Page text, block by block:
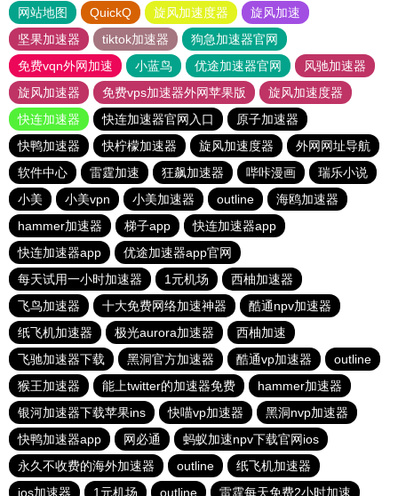
网站地图 QuickQ 旋风加速度器
旋风加速
坚果加速器
tiktok加速器
狗急加速器官网
免费vqn外网加速
小蓝鸟 优途加速器官网
风驰加速器
旋风加速器
免费vps加速器外网苹果版
旋风加速度器
快连加速器
快连加速器官网入口
原子加速器
快鸭加速器
快柠檬加速器 旋风加速度器
外网网址导航
软件中心
雷霆加速 狂飙加速器 哔咔漫画
瑞乐小说
小美
小美vpn 小美加速器 outline
海鸥加速器
hammer加速器
梯子app
快连加速器app
快连加速器app
优途加速器app官网
每天试用一小时加速器
1元机场
西柚加速器
飞鸟加速器
十大免费网络加速神器
酷通npv加速器
纸飞机加速器
极光aurora加速器
西柚加速
飞驰加速器下载
黑洞官方加速器 酷通vp加速器
outline
猴王加速器
能上twitter的加速器免费
hammer加速器
银河加速器下载苹果ins
快喵vp加速器
黑洞nvp加速器
快鸭加速器app
网必通
蚂蚁加速npv下载官网ios
永久不收费的海外加速器
outline
纸飞机加速器
ios加速器
1元机场 outline 雷霆每天免费2小时加速